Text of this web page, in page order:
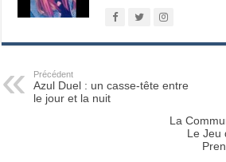
Précédent
Azul Duel : un casse-tête entre
le jour et la nuit
La
Le Jeu